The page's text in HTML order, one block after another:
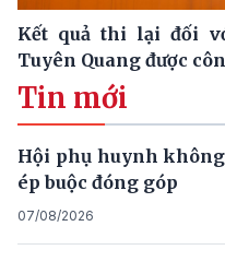
Kết quả thi lại đối
Tuyên Quang được
Tin mới
Hội phụ huynh
ép buộc đóng góp
07/08/2026